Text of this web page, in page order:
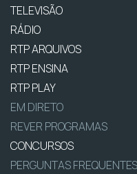
TELEVISÃO
RÁDIO
RTP ARQUIVOS
RTP ENSINA
RTP PLAY
EM DIRETO
REVER PROGRAMAS
CONCURSOS
PERGUNTAS FREQUENTES